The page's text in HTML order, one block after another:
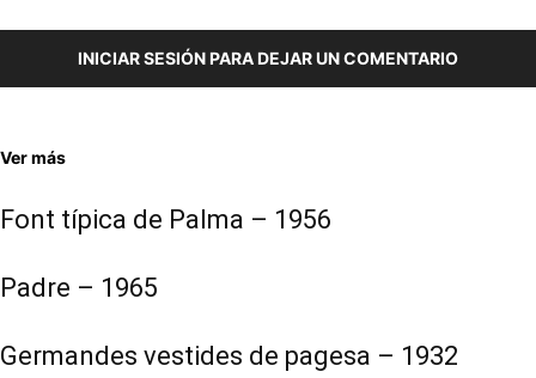
INICIAR SESIÓN PARA DEJAR UN COMENTARIO
Ver más
Font típica de Palma – 1956
Padre – 1965
Germandes vestides de pagesa – 1932